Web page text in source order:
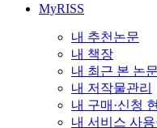
MyRISS
내 추천논문
내 책장
내 최근 본 논문
내 저작물관리
내 구매·신청
내 서비스 사